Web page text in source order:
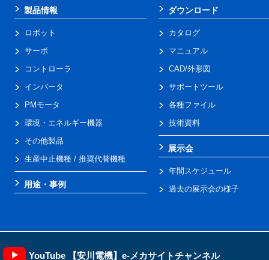
製品情報
ロボット
サーボ
コントローラ
インバータ
PMモータ
環境・エネルギー機器
その他製品
生産中止機種 / 推奨代替機種
用途・事例
ダウンロード
カタログ
マニュアル
CAD/外形図
サポートツール
各種ファイル
技術資料
展示会
年間スケジュール
過去の展示会の様子
YouTube 【安川電機】e-メカサイトチャンネル